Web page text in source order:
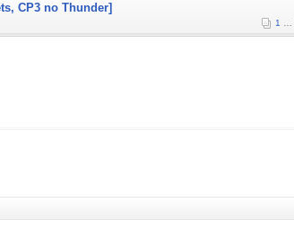
CP3 no Thunder]
1